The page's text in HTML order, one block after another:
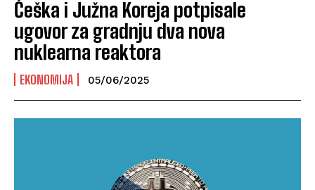
Češka i Južna Koreja potpisale
ugovor za gradnju dva nova
nuklearna reaktora
EKONOMIJA 05/06/2025